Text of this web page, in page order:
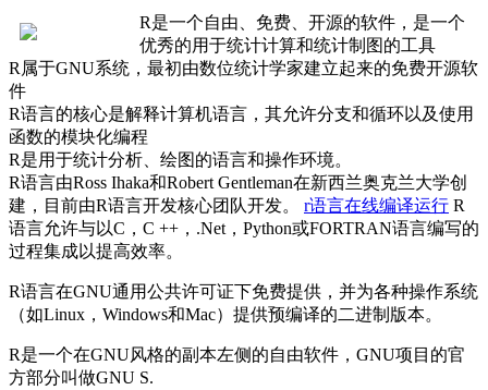
R是一个自由、免费、开源的软件，是一个
优秀的用于统计计算和统计制图的工具
R属于GNU系统，最初由数位统计学家建立起来的免费开源软
件
R语言的核心是解释计算机语言，其允许分支和循环以及使用
函数的模块化编程
R是用于统计分析、绘图的语言和操作环境。
R语言由Ross Ihaka和Robert Gentleman在新西兰奥克兰大学创
建，目前由R语言开发核心团队开发。 r语言在线编译运行 R
语言允许与以C，C ++，.Net，Python或FORTRAN语言编写的
过程集成以提高效率。
R语言在GNU通用公共许可证下免费提供，并为各种操作系统
（如Linux，Windows和Mac）提供预编译的二进制版本。
R是一个在GNU风格的副本左侧的自由软件，GNU项目的官
方部分叫做GNU S.